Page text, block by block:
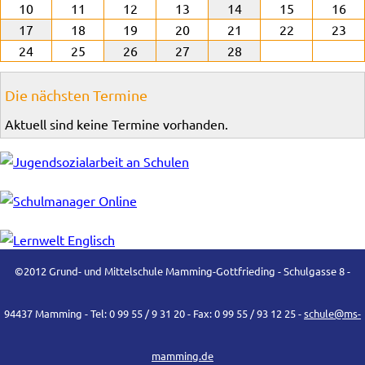
10
11 12 13 14 15
16
17
18 19 20 21 22
23
24
25 26 27 28
Die nächsten Termine
Aktuell sind keine Termine vorhanden.
©2012 Grund- und Mittelschule Mamming-Gottfrieding - Schulgasse 8 -
94437 Mamming - Tel: 0 99 55 / 9 31 20 - Fax: 0 99 55 / 93 12 25 -schule@ms-
mamming.de